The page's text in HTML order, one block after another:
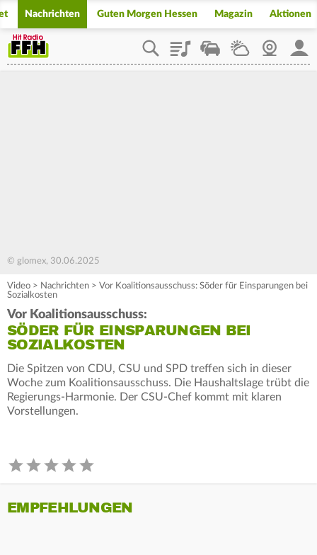
Nachrichten Guten Morgen Hessen Magazin Aktionen
PlaylistStaupilotWetterWebcam
© glomex, 30.06.2025
Video > Nachrichten > Vor Koalitionsausschuss: Söder für Einsparungen bei
Sozialkosten
Vor Koalitionsausschuss:
SÖDER FÜR EINSPARUNGEN BEI
SOZIALKOSTEN
Die Spitzen von CDU, CSU und SPD treffen sich in dieser
Woche zum Koalitionsausschuss. Die Haushaltslage trübt die
Regierungs-Harmonie. Der CSU-Chef kommt mit klaren
Vorstellungen.
EMPFEHLUNGEN